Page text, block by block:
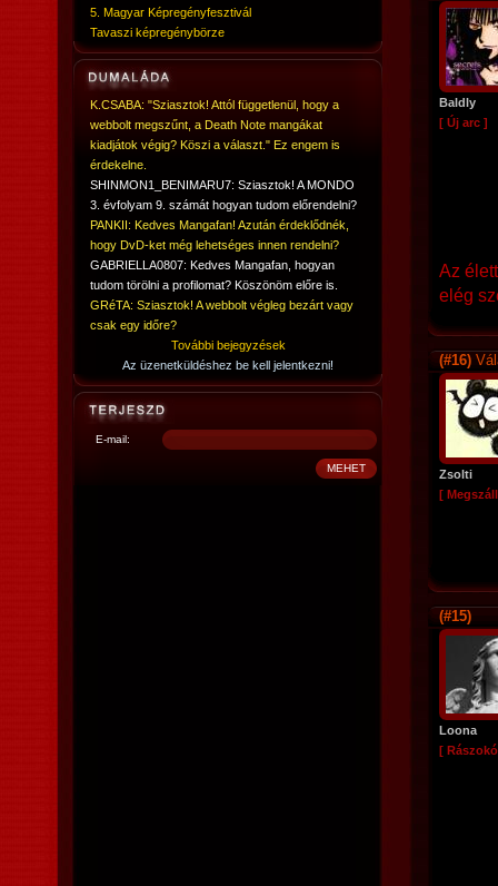
5. Magyar Képregényfesztivál
Tavaszi képregénybörze
K.CSABA: "Sziasztok! Attól függetlenül, hogy a
webbolt megszűnt, a Death Note mangákat
kiadjátok végig? Köszi a választ." Ez engem is
érdekelne.
SHINMON1_BENIMARU7: Sziasztok! A MONDO
3. évfolyam 9. számát hogyan tudom előrendelni?
PANKII: Kedves Mangafan! Azután érdeklődnék,
hogy DvD-ket még lehetséges innen rendelni?
GABRIELLA0807: Kedves Mangafan, hogyan
tudom törölni a profilomat? Köszönöm előre is.
GRéTA: Sziasztok! A webbolt végleg bezárt vagy
csak egy időre?
További bejegyzések
Az üzenetküldéshez be kell jelentkezni!
E-mail:
Baldly
[ Új arc ]
Az
elég
(#16)
Zsolti
[
(#15)
Loona
[